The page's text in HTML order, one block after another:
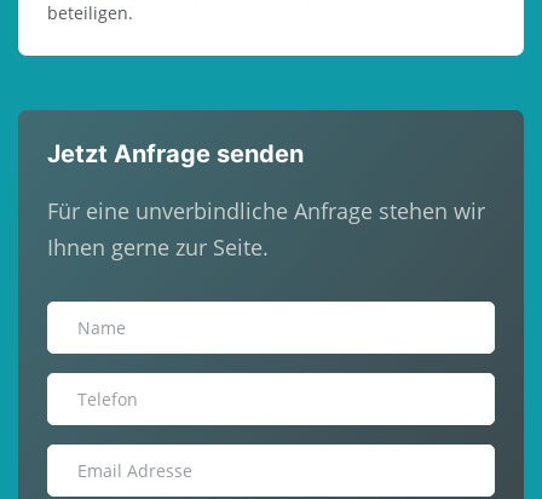
beteiligen.
Jetzt Anfrage senden
Für eine unverbindliche Anfrage stehen wir
Ihnen gerne zur Seite.
NAME
TELEFON
EMAIL